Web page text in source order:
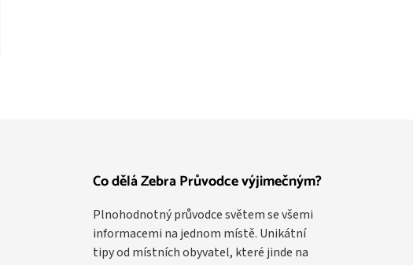
Co dělá Zebra Průvodce výjimečným?
Plnohodnotný průvodce světem se všemi
informacemi na jednom místě. Unikátní
tipy od místních obyvatel, které jinde na